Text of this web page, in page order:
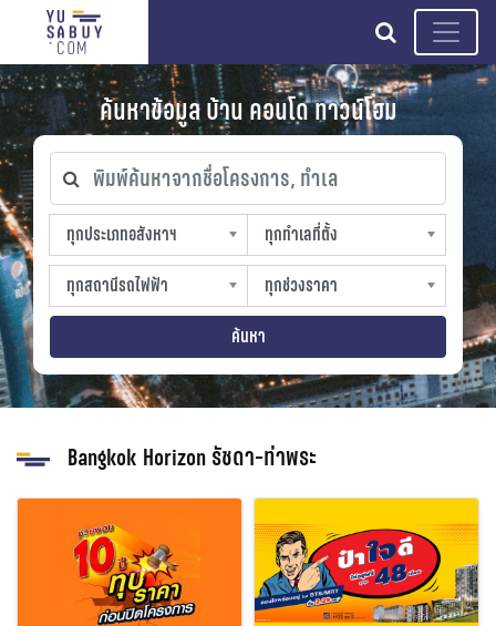
search
ค้นหาข้อมูล บ้าน คอนโด ทาวน์โฮม
พิมพ์ค้นหาจากชื่อโครงการ, ทำเล
ทุกประเภทอสังหาฯ
ทุกประเภทอสังหาฯ
sproperty
ทุกทำเลที่ตั้ง
ทุกทำเลที่ตั้ง
slocation
ทุกสถานีรถไฟฟ้า
ทุกสถานีรถไฟฟ้า
strain-station
ทุกช่วงราคา
ทุกช่วงราคา
sprice
ค้นหา
Bangkok Horizon รัชดา-ท่าพระ